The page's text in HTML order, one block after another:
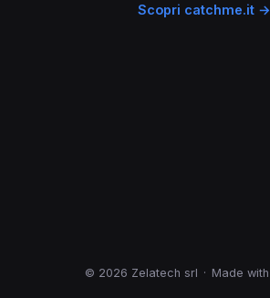
Scopri catchme.it →
© 2026 Zelatech srl · Made with